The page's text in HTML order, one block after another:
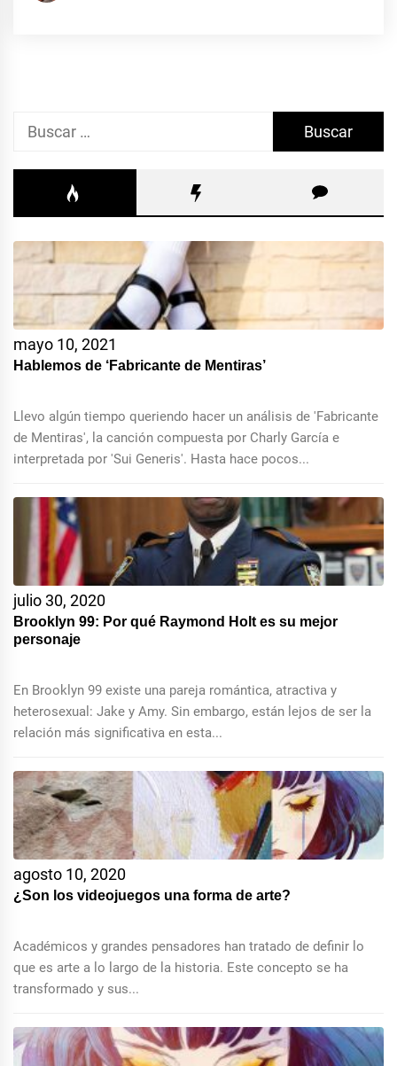
Buscar:
mayo 10, 2021
Hablemos de ‘Fabricante de Mentiras’
Llevo algún tiempo queriendo hacer un análisis de 'Fabricante
de Mentiras', la canción compuesta por Charly García e
interpretada por 'Sui Generis'. Hasta hace pocos...
julio 30, 2020
Brooklyn 99: Por qué Raymond Holt es su mejor
personaje
En Brooklyn 99 existe una pareja romántica, atractiva y
heterosexual: Jake y Amy. Sin embargo, están lejos de ser la
relación más significativa en esta...
agosto 10, 2020
¿Son los videojuegos una forma de arte?
Académicos y grandes pensadores han tratado de definir lo
que es arte a lo largo de la historia. Este concepto se ha
transformado y sus...